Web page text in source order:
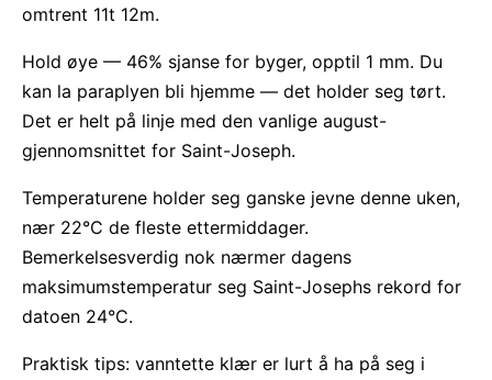
omtrent 11t 12m.
Hold øye — 46% sjanse for byger, opptil 1 mm. Du
kan la paraplyen bli hjemme — det holder seg tørt.
Det er helt på linje med den vanlige august-
gjennomsnittet for Saint-Joseph.
Temperaturene holder seg ganske jevne denne uken,
nær 22°C de fleste ettermiddager.
Bemerkelsesverdig nok nærmer dagens
maksimumstemperatur seg Saint-Josephs rekord for
datoen 24°C.
Praktisk tips: vanntette klær er lurt å ha på seg i